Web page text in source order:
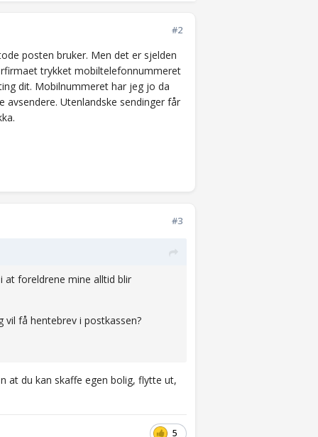
#2
posten bruker. Men det er sjelden
trykket mobiltelefonnummeret
dit. Mobilnummeret har jeg jo da
Utenlandske sendinger får
#3
at foreldrene mine alltid blir
vil få hentebrev i postkassen?
at du kan skaffe egen bolig, flytte ut,
5